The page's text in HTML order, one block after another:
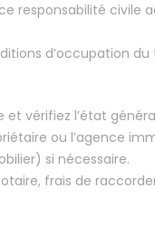
responsabilité civile
d’occupation du
vérifiez l’état
ou l’agence
si nécessaire.
frais de